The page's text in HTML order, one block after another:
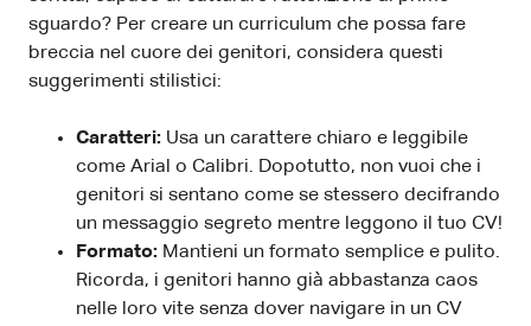
sguardo? Per creare un curriculum che possa fare
breccia nel cuore dei genitori, considera questi
suggerimenti stilistici:
Caratteri: Usa un carattere chiaro e leggibile
come Arial o Calibri. Dopotutto, non vuoi che i
genitori si sentano come se stessero decifrando
un messaggio segreto mentre leggono il tuo CV!
Formato: Mantieni un formato semplice e pulito.
Ricorda, i genitori hanno già abbastanza caos
nelle loro vite senza dover navigare in un CV